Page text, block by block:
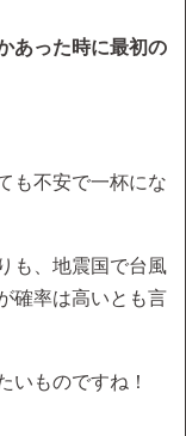
あった時に最初の
も不安で一杯にな
も、地震国で台風
確率は高いとも言
いものですね！